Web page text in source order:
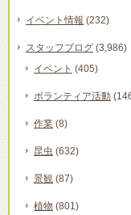
イベント情報 (232)
スタッフブログ (3,986)
イベント (405)
ボランティア活動
作業 (8)
昆虫 (632)
景観 (87)
植物 (801)